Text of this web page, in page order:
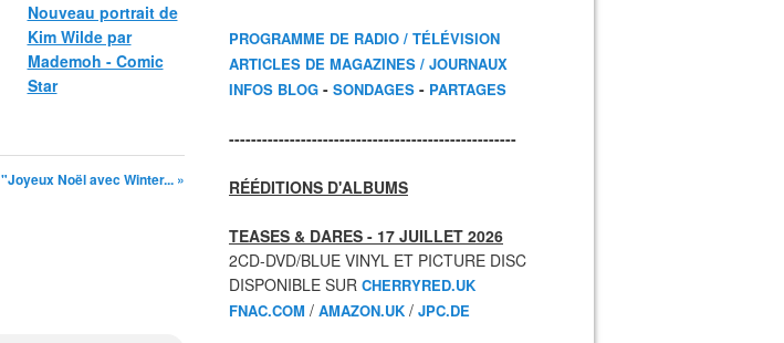
Nouveau portrait de
Kim Wilde par
Mademoh - Comic
Star
"Joyeux Noël avec Winter... »
PROGRAMME DE RADIO / TÉLÉVISION
ARTICLES DE MAGAZINES / JOURNAUX
INFOS BLOG - SONDAGES - PARTAGES
----------------------------------------------------
RÉÉDITIONS D'ALBUMS
TEASES & DARES - 17 JUILLET 2026
2CD-DVD/BLUE VINYL ET PICTURE DISC
DISPONIBLE SUR CHERRYRED.UK
FNAC.COM / AMAZON.UK / JPC.DE